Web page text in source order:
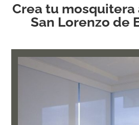
Crea tu mosquitera
San Lorenzo de